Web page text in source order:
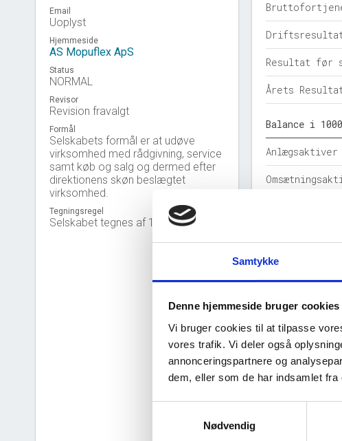
Samtykke
Denne hjemmeside bruger cookies
Vi bruger cookies til at tilpasse
vores trafik. Vi deler også
annonceringspartnere og
dem, eller som de har indsamlet fra
Nødvendig
Email
Uoplyst
Hjemmeside
AS Mopuflex ApS
Status
NORMAL
Revisor
Revision fravalgt
Formål
Selskabets formål er at udøve
virksomhed med rådgivning, service
samt køb og salg og dermed efter
direktionens skøn beslægtet
virksomhed.
Tegningsregel
Selskabet tegnes af 1 direktør.
Resultat før
Årets
Balance i 1000
Anlægsaktiver
Nøgletal i %